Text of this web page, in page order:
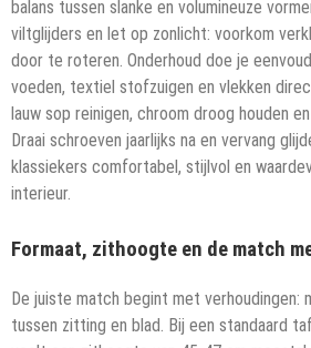
balans tussen slanke en volumineuze
viltglijders en let op zonlicht: voorkom
door te roteren. Onderhoud doe je
voeden, textiel stofzuigen en vlekken
lauw sop reinigen, chroom droog houden
Draai schroeven jaarlijks na en vervang
klassiekers comfortabel, stijlvol en
interieur.
Formaat, zithoogte en de match
De juiste match begint met verhoudingen:
tussen zitting en blad. Bij een standaard